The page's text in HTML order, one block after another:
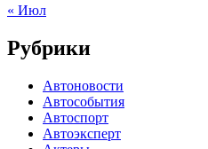
« Июл
Рубрики
Автоновости
Автособытия
Автоспорт
Автоэксперт